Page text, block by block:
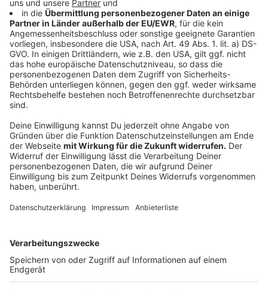
Laut einer Sprecherin arbeiten bei Vodafone in
Düsseldorf und 5.000 Menschen.
Die Bereiche sind Finanzen, Personal, Vertrieb,
Marketing, Technik, Kommunikation und Sicherheit.
Aktuell sind rund 95 Prozent der Mitarbeitenden
aus den Bereichen, in denen dies möglich ist, im
Homeoffice.
Die Mitarbeitenden, die nicht aus dem Homeoffice
arbeiten, kommen größtenteils aus dem Bereich
Technik und müssen vor Ort Aufgaben erledigen.
Homeoffice ist laut der Sprecherin nicht erst seit
und ein Handy. Zudem gibt es Online-Kurse zum
Thema Homeoffice. Flexible Arbeitszeiten sind
ebenfalls möglich.